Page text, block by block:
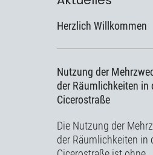
Herzlich Willkommen
Nutzung der
der Räumlichkeiten in
Cicerostraße
Die Nutzung der
der Räumlichkeiten in